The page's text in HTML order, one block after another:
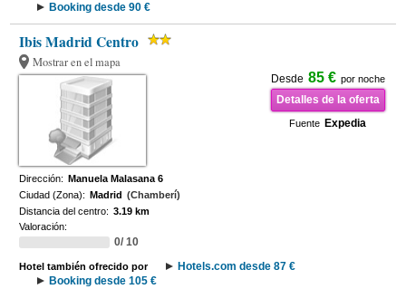
Booking desde 90 €
Ibis Madrid Centro
Mostrar en el mapa
Desde 85 € por noche
Detalles de la oferta
Fuente Expedia
Dirección: Manuela Malasana 6
Ciudad (Zona): Madrid (Chamberí)
Distancia del centro: 3.19 km
Valoración:
0/ 10
Hotel también ofrecido por
Hotels.com desde 87 €
Booking desde 105 €